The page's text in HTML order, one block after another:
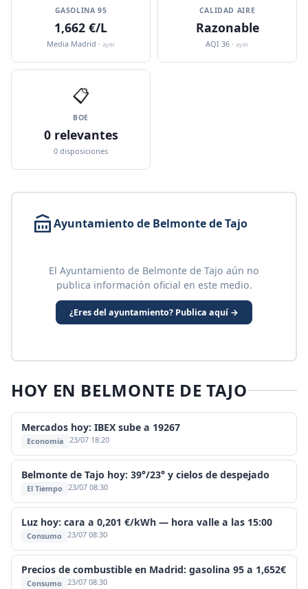
GASOLINA 95
1,662 €/L
Media Madrid · ayer
CALIDAD AIRE
Razonable
AQI 36 · ayer
📋
BOE
0 relevantes
0 disposiciones
Ayuntamiento de Belmonte de Tajo
El Ayuntamiento de Belmonte de Tajo aún no
publica información oficial en este medio.
¿Eres del ayuntamiento? Publica aquí →
HOY EN BELMONTE DE TAJO
Mercados hoy: IBEX sube a 19267
Economía 23/07 18:20
Belmonte de Tajo hoy: 39°/23° y cielos de despejado
El Tiempo 23/07 08:30
Luz hoy: cara a 0,201 €/kWh — hora valle a las 15:00
Consumo 23/07 08:30
Precios de combustible en Madrid: gasolina 95 a 1,652€
Consumo 23/07 08:30